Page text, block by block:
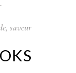
, saveur